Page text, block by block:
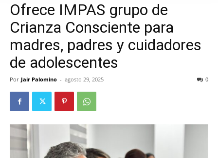
Ofrece IMPAS grupo de
Crianza Consciente para
madres, padres y cuidadores
de adolescentes
Por Jair Palomino - agosto 29, 2025 0